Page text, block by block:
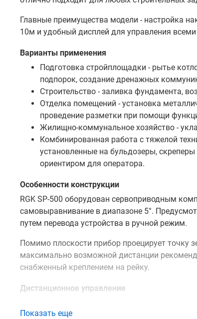
Главные преимущества модели - настройка
10м и удобный дисплей для управления
Варианты применения
Подготовка стройплощадки - рытье
подпорок, создание дренажных
Строительство - заливка фундамента,
Отделка помещений - установка
проведение разметки при помощи
Жилищно-коммунальное хозяйство -
Комбинированная работа с тяжелой
установленные на бульдозеры,
ориентиром для оператора.
Особенности конструкции
RGK SP-500 оборудован сервоприводным
самовыравнивание в диапазоне 5°.
путем перевода устройства в ручной режим.
Помимо плоскости прибор проецирует точку
максимально возможной дистанции
снабженный креплением на рейку.
Дистанционное управление
всеми функциями на расстоянии до 60 м.
Показать еще